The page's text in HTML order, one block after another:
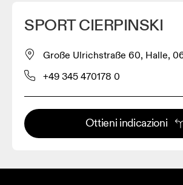
SPORT CIERPINSKI
Große Ulrichstraße 60, Halle,
+49 345 470178 0
Ottieni indicazioni